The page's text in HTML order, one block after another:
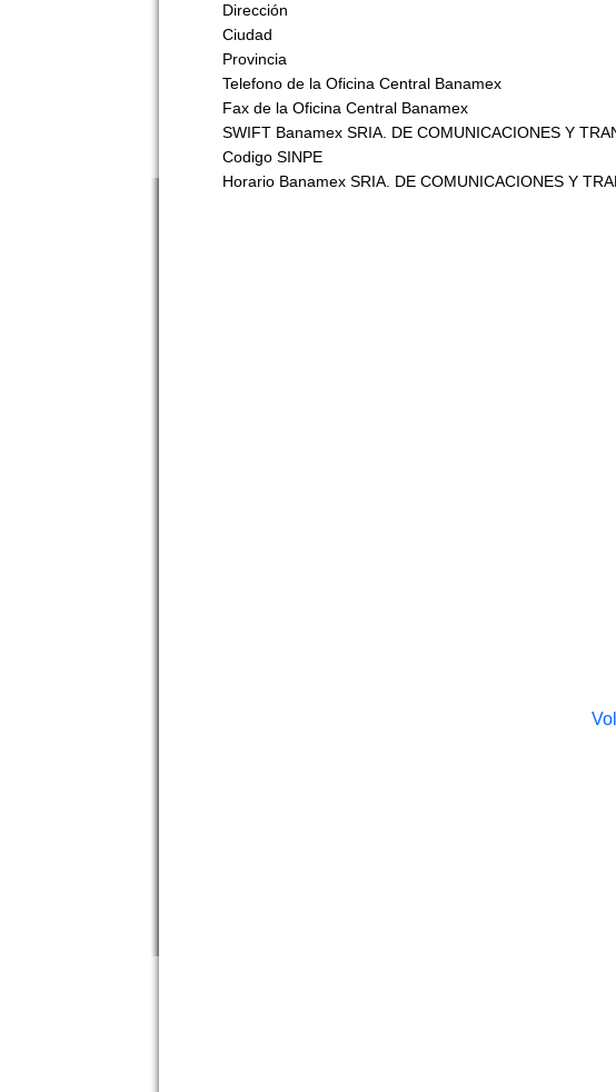
Dirección
Ciudad
Provincia
Telefono de la Oficina Central Banamex
Fax de la Oficina Central Banamex
SWIFT Banamex SRIA. DE COMUNICACIONES Y
Codigo SINPE
Horario Banamex SRIA. DE COMUNICACIONES Y